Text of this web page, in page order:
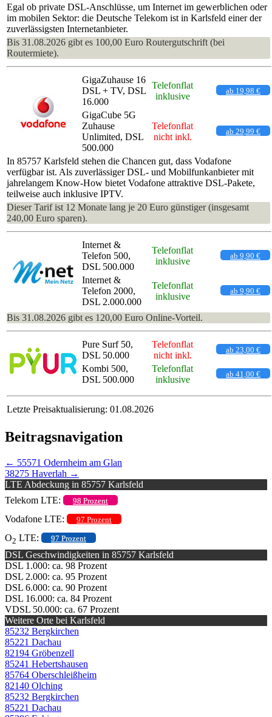
Egal ob private DSL-Anschlüsse, um Internet im gewerblichen oder
im mobilen Sektor: die Deutsche Telekom ist in Karlsfeld einer der
zuverlässigsten Internetanbieter.
Bis 31.08.2026 gibt es 100,00 Euro Routergutschrift (bei
Routermiete).
GigaZuhause 16
DSL + TV, DSL
16.000
Telefonflat
inklusive
ab 19,98 €
GigaCube 5G
Zuhause
Unlimited, DSL
500.000
Telefonflat
nicht inkl.
ab 29,99 €
In 85757 Karlsfeld stehen die Chancen gut, dass Vodafone
verfügbar ist. Als zuverlässiger DSL- und Mobilfunkanbieter mit
jahrelangem Know-How bietet Vodafone attraktive DSL-Pakete,
teilweise auch inklusive IPTV.
Dieser Tarif ist 12 Monate lang je 20 Euro günstiger (insgesamt
240,00 Euro sparen).
Internet &
Telefon 500,
DSL 500.000
Telefonflat
inklusive
ab 9,90 €
Internet &
Telefon 2000,
DSL 2.000.000
Telefonflat
inklusive
ab 9,90 €
Bis 31.08.2026 gibt es 120,00 Euro Online-Vorteil.
Pure Surf 50,
DSL 50.000
Telefonflat
nicht inkl.
ab 23,00 €
Kombi 500,
DSL 500.000
Telefonflat
inklusive
ab 41,00 €
Letzte Preisaktualisierung: 01.08.2026
Beitragsnavigation
← 55571 Odernheim am Glan
38275 Haverlah →
LTE Abdeckung in 85757 Karlsfeld
Telekom LTE:
98 Prozent
Vodafone LTE: 97 Prozent
O2 LTE: 97 Prozent
DSL Geschwindigkeiten in 85757 Karlsfeld
DSL 1.000: ca. 98 Prozent
DSL 2.000: ca. 95 Prozent
DSL 6.000: ca. 90 Prozent
DSL 16.000: ca. 84 Prozent
VDSL 50.000: ca. 67 Prozent
Weitere Orte bei Karlsfeld
85232 Bergkirchen
85221 Dachau
82194 Gröbenzell
85241 Hebertshausen
85764 Oberschleißheim
82140 Olching
85232 Bergkirchen
85221 Dachau